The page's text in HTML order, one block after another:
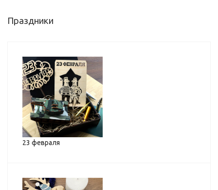
Праздники
23 февраля